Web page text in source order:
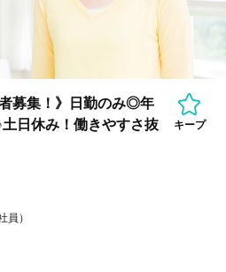
募集！》日勤のみ◎年
日休み！働きやすさ抜
キープ
員）